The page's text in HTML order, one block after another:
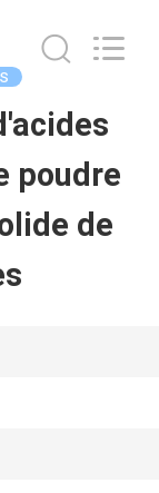
poudre
de